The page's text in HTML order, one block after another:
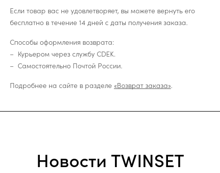
Если товар вас не удовлетворяет, вы можете вернуть его
бесплатно в течение 14 дней с даты получения заказа.
Способы оформления возврата:
Курьером через службу CDEK.
Самостоятельно Почтой России.
Подробнее на сайте в разделе «Возврат заказа».
Новости TWINSET